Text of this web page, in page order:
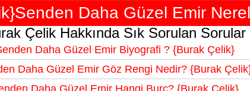
Daha Güzel Emir
Çelik Hakkında Sık Sorulan Sorular
Daha Güzel Emir Biyografi ? {Burak Çelik}
Daha Güzel Emir Göz Rengi Nedir? {Burak